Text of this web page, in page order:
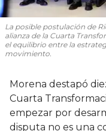
La posible postulación de
alianza de la Cuarta
el equilibrio entre la
movimiento.
Morena destapó
Cuarta
empezar por
disputa no es una